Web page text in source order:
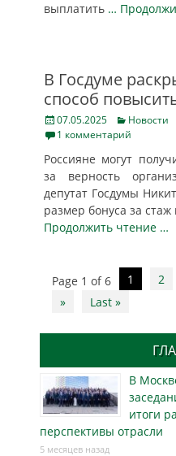
выплатить …
В Госдуме
способ
Posted
on
07.05.2025 Categories
Новости
1 комментарий
Россияне могут
за верность
депутат Госдумы
размер бонуса за
Продолжить чтение …
Post
navigation
Page 1 of 6 1 2
»
Last »
В
итоги
перспективы отрасли
5 месяцев назад